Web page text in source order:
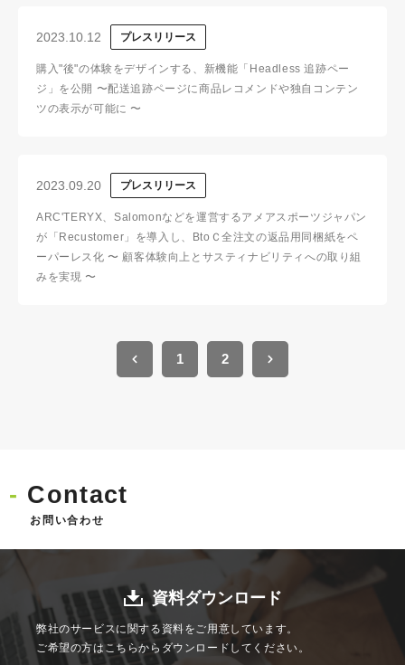
2023.10.12 プレスリリース
購入"後"の体験をデザインする、新機能「Headless 追跡ペー
ジ」を公開 〜配送追跡ページに商品レコメンドや独自コンテン
ツの表示が可能に 〜
2023.09.20 プレスリリース
ARC'TERYX、Salomonなどを運営するアメアスポーツジャパン
が「Recustomer」を導入し、BtoＣ全注文の返品用同梱紙をペ
ーパーレス化 〜 顧客体験向上とサスティナビリティへの取り組
みを実現 〜
1 2
Contact
お問い合わせ
資料ダウンロード
弊社のサービスに関する資料をご用意しています。
ご希望の方はこちらからダウンロードしてください。